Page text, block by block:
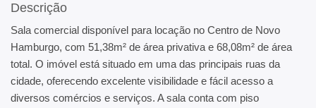
Descrição
Sala comercial disponível para locação no Centro de Novo
Hamburgo, com 51,38m² de área privativa e 68,08m² de área
total. O imóvel está situado em uma das principais ruas da
cidade, oferecendo excelente visibilidade e fácil acesso a
diversos comércios e serviços. A sala conta com piso